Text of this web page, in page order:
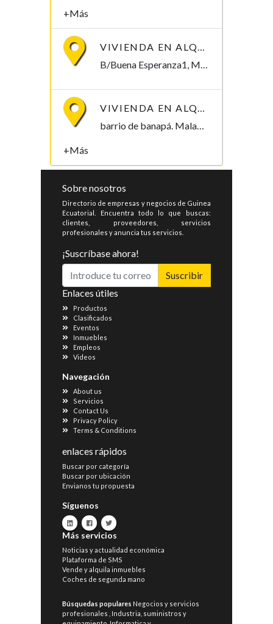
+Más
VIVIENDA EN ALQUILER, B/BUENA ESPERANZA1. 250.000/MES
B/Buena Esperanza1, Malabo Malabo, Bioko Norte , Guinea Ecuatorial
VIVIENDA EN ALQUILER, B/ BANAPÁ 2.000.000
barrio de banapá. Malabo Malabo, Bioko Norte , Guinea Ecuatorial
+Más
Sobre nosotros
Directorio de empresas y negocios de Guinea
Ecuatorial. Encuentra todo lo que buscas:
clientes, proveedores, servicios
profesionales y anuncia tus servicios.
¡Suscríbase ahora!
Suscribir
Enlaces útiles
Productos
Clasificados
Eventos
Inmuebles
Empleos
Videos
Navegación
About us
Servicios
Contact Us
Privacy Policy
Terms & Conditions
enlaces rápidos
Buscar por categoría
Buscar por ubicación
Envianos tu propuesta
Síguenos
Más servicios
Noticias y actualidad económica
Plataforma de SMS
Vende y alquila inmuebles
Coches de segunda mano
Búsquedas populares Negocios y servicios
profesionales
Industria, suministros y